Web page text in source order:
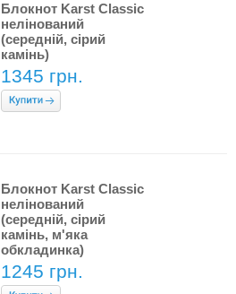
Блокнот Karst Classic
нелінований
(середній, сірий
камінь)
1345 грн.
Блокнот Karst Classic
нелінований
(середній, сірий
камінь, м'яка
обкладинка)
1245 грн.